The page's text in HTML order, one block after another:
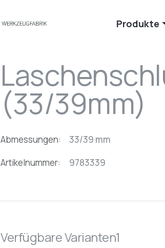
Produkte
(33/39mm)
Abmessungen:
33/39 mm
Artikelnummer:
9783339
Verfügbare Varianten1